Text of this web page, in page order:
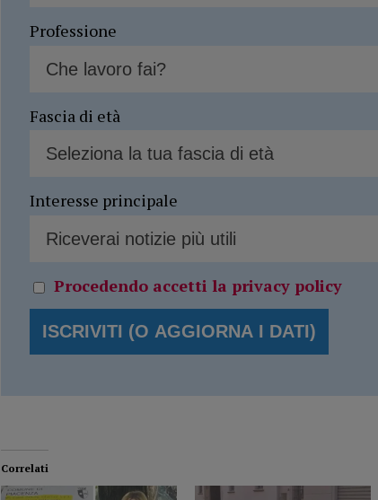
Professione
Fascia di età
Interesse principale
Procedendo accetti la privacy policy
Correlati